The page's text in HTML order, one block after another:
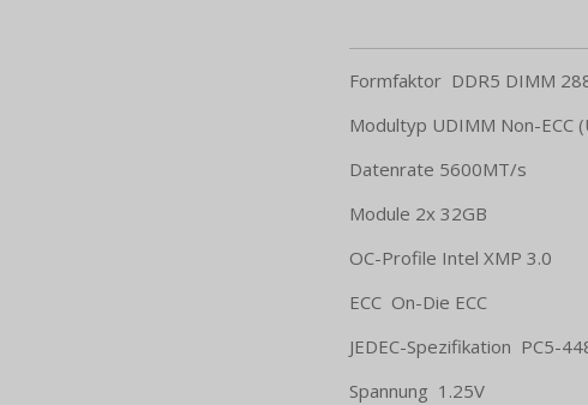
Formfaktor DDR5 DIMM
Modultyp UDIMM Non-ECC
Datenrate 5600MT/​s
Module 2x 32GB
OC-Profile Intel XMP 3.0
ECC On-Die ECC
JEDEC-Spezifikation PC5-
Spannung 1.25V